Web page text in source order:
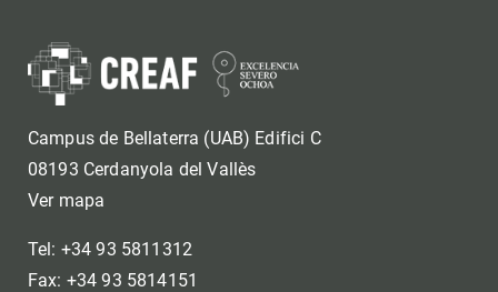
Campus de Bellaterra (UAB) Edifici C
08193 Cerdanyola del Vallès
Ver mapa
Tel: +34 93 5811312
Fax: +34 93 5814151